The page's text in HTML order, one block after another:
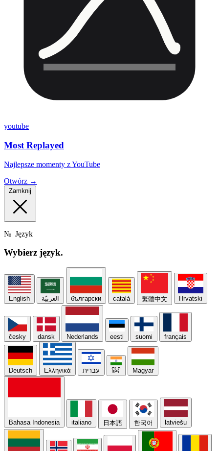
youtube
Most Replayed
Najlepsze momenty z YouTube
Otwórz →
Zamknij
№ Język
Wybierz język.
English العربيّة български català 繁體中文 Hrvatski
česky dansk Nederlands eesti suomi français
Deutsch Ελληνικά עברית हिंदी Magyar
Bahasa Indonesia italiano 日本語 한국어 latviešu